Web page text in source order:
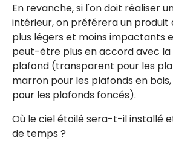
En revanche, si l'on doit réaliser
intérieur, on préférera un produit
plus légers et moins impactants
peut-être plus en accord avec la
plafond (transparent pour les
marron pour les plafonds en
pour les plafonds foncés).
Où le ciel étoilé sera-t-il installé
de temps ?